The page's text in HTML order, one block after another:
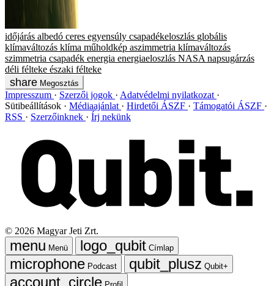
időjárás albedó ceres egyensúly csapadékeloszlás globális
klímaváltozás klíma műholdkép aszimmetria klímaváltozás
szimmetria csapadék energia energiaeloszlás NASA napsugárzás
déli félteke északi félteke
Megosztás
Impresszum Szerzői jogok
Adatvédelmi nyilatkozat
Sütibeállítások
Médiaajánlat Hirdetői ÁSZF
Támogatói ÁSZF
RSS
Szerzőinknek Írj nekünk
© 2026 Magyar Jeti Zrt.
Menü
Címlap
Podcast
Qubit+